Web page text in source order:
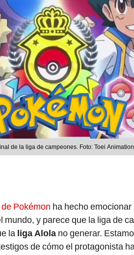
de la liga de campeones. Foto: Toei Animation
Pokémon ha hecho
mundo, y parece que la liga de
la liga Alola no generar.
de cómo el protagonista